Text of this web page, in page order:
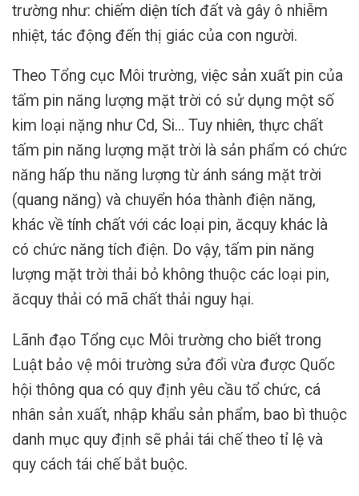
trường như: chiếm diện tích đất và gây ô nhiễm
nhiệt, tác động đến thị giác của con người.
Theo Tổng cục Môi trường, việc sản xuất pin của
tấm pin năng lượng mặt trời có sử dụng một số
kim loại nặng như Cd, Si… Tuy nhiên, thực chất
tấm pin năng lượng mặt trời là sản phẩm có chức
năng hấp thu năng lượng từ ánh sáng mặt trời
(quang năng) và chuyển hóa thành điện năng,
khác về tính chất với các loại pin, ăcquy khác là
có chức năng tích điện. Do vậy, tấm pin năng
lượng mặt trời thải bỏ không thuộc các loại pin,
ăcquy thải có mã chất thải nguy hại.
Lãnh đạo Tổng cục Môi trường cho biết trong
Luật bảo vệ môi trường sửa đổi vừa được Quốc
hội thông qua có quy định yêu cầu tổ chức, cá
nhân sản xuất, nhập khẩu sản phẩm, bao bì thuộc
danh mục quy định sẽ phải tái chế theo tỉ lệ và
quy cách tái chế bắt buộc.